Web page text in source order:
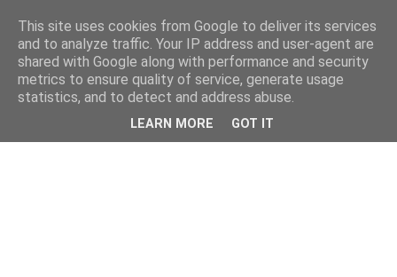
This site uses cookies from Google to deliver its services
and to analyze traffic. Your IP address and user-agent are
shared with Google along with performance and security
metrics to ensure quality of service, generate usage
statistics, and to detect and address abuse.
LEARN MORE GOT IT